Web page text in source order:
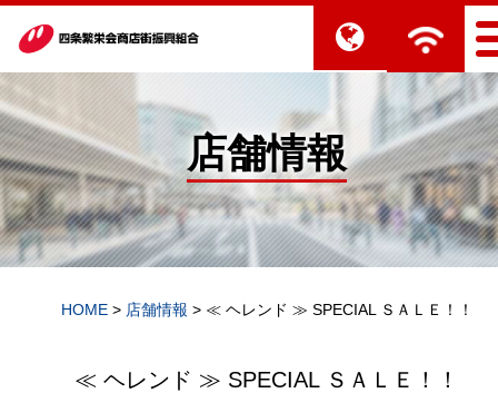
店舗情報
HOME> 店舗情報 > ≪ ヘレンド ≫ SPECIAL ＳＡＬＥ！！
≪ ヘレンド ≫ SPECIAL ＳＡＬＥ！！